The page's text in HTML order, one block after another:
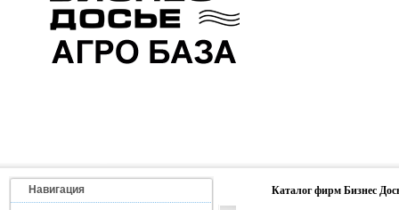
Навигация Каталог фирм Бизнес